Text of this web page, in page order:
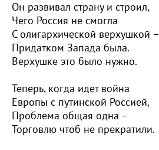
Он развивал страну и строил,
Чего Россия не смогла
С олигархической верхушкой –
Придатком Запада была.
Верхушке это было нужно.
Теперь, когда идет война
Европы с путинской Россией,
Проблема общая одна –
Торговлю чтоб не прекратили.